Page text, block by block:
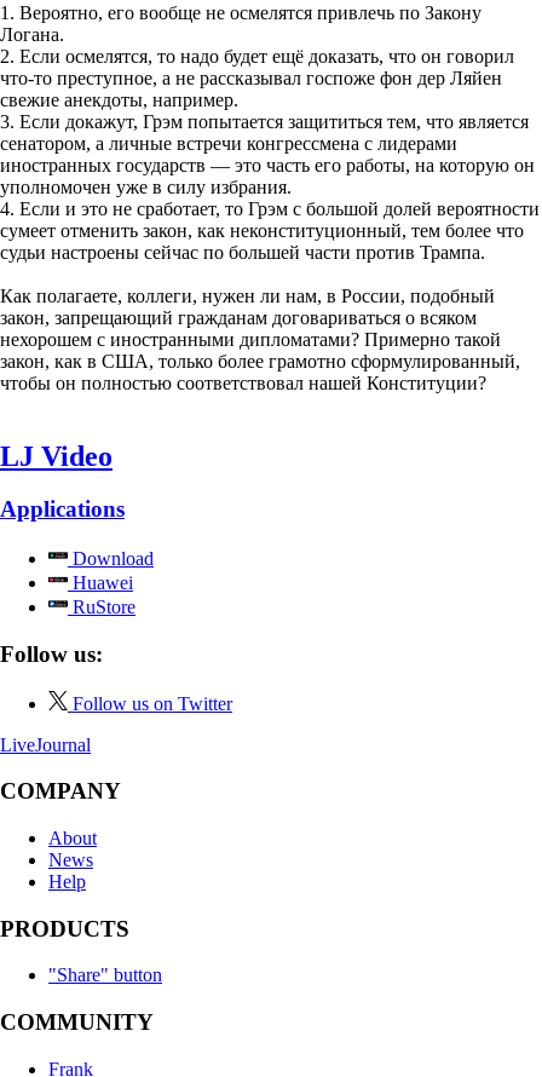
1. Вероятно, его вообще не осмелятся привлечь по Закону
Логана.
2. Если осмелятся, то надо будет ещё доказать, что он говорил
что-то преступное, а не рассказывал госпоже фон дер Ляйен
свежие анекдоты, например.
3. Если докажут, Грэм попытается защититься тем, что является
сенатором, а личные встречи конгрессмена с лидерами
иностранных государств — это часть его работы, на которую он
уполномочен уже в силу избрания.
4. Если и это не сработает, то Грэм с большой долей вероятности
сумеет отменить закон, как неконституционный, тем более что
судьи настроены сейчас по большей части против Трампа.
Как полагаете, коллеги, нужен ли нам, в России, подобный
закон, запрещающий гражданам договариваться о всяком
нехорошем с иностранными дипломатами? Примерно такой
закон, как в США, только более грамотно сформулированный,
чтобы он полностью соответствовал нашей Конституции?
LJ Video
Applications
Download
Huawei
RuStore
Follow us:
Follow us on Twitter
LiveJournal
COMPANY
About
News
Help
PRODUCTS
"Share" button
COMMUNITY
Frank